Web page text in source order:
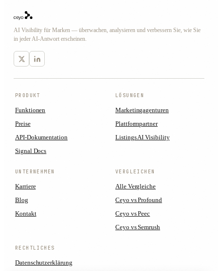
AI Visibility für Marken — überwachen, analysieren und verbessern Sie, wie Sie
in jeder AI-Antwort erscheinen.
PRODUKT
Funktionen
Preise
API-Dokumentation
Signal Docs
LÖSUNGEN
Marketingagenturen
Plattformpartner
Listings AI Visibility
UNTERNEHMEN
Karriere
Blog
Kontakt
VERGLEICHEN
Alle Vergleiche
Ceyo vs Profound
Ceyo vs Peec
Ceyo vs Semrush
RECHTLICHES
Datenschutzerklärung